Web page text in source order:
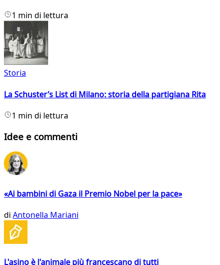
1 min di lettura
Storia
La Schuster’s List di Milano: storia della partigiana Rita
1 min di lettura
Idee e commenti
«Ai bambini di Gaza il Premio Nobel per la pace»
di Antonella Mariani
L'asino è l'animale più francescano di tutti